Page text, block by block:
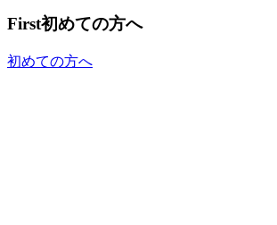
First初めての方へ
初めての方へ